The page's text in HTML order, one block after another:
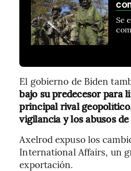
Se
El gobierno de Biden
bajo su predecesor para
principal rival
vigilancia y los abusos
Axelrod expuso los
International Affairs, un
exportación.